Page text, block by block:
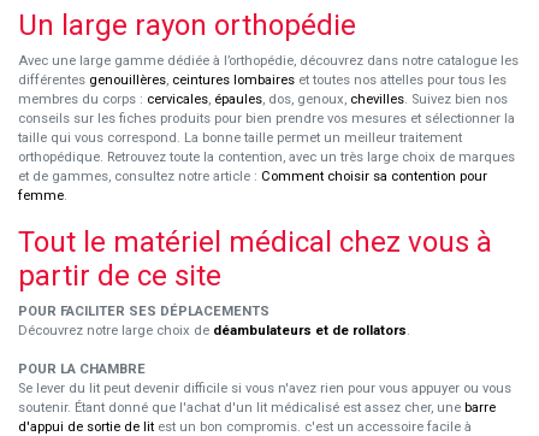
Un large rayon orthopédie
Avec une large gamme dédiée à l’orthopédie, découvrez dans notre catalogue les
différentes genouillères, ceintures lombaires et toutes nos attelles pour tous les
membres du corps : cervicales, épaules, dos, genoux, chevilles. Suivez bien nos
conseils sur les fiches produits pour bien prendre vos mesures et sélectionner la
taille qui vous correspond. La bonne taille permet un meilleur traitement
orthopédique. Retrouvez toute la contention, avec un très large choix de marques
et de gammes, consultez notre article : Comment choisir sa contention pour
femme.
Tout le matériel médical chez vous à
partir de ce site
POUR FACILITER SES DÉPLACEMENTS
Découvrez notre large choix de déambulateurs et de rollators.
POUR LA CHAMBRE
Se lever du lit peut devenir difficile si vous n'avez rien pour vous appuyer ou vous
soutenir. Étant donné que l'achat d'un lit médicalisé est assez cher, une barre
d'appui de sortie de lit est un bon compromis. c'est un accessoire facile à